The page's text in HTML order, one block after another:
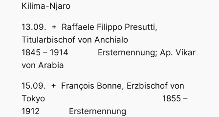
Kilima-Njaro
13.09. + Raffaele Filippo Presutti,
Titularbischof von Anchialo
1845 – 1914 Ersternennung; Ap. Vikar
von Arabia
15.09. + François Bonne, Erzbischof von
Tokyo 1855 –
1912 Ersternennung